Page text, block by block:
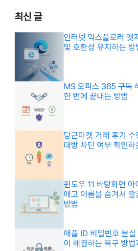
최신 글
인터넷 익스플로러 엣
및 호환성 유지하는 방
MS 오피스 365 구독
한 번에 끝내는 방법
당근마켓 거래 후기
대방 차단 여부 확인하
윈도우 11 바탕화면 아
애고 이름을 숨겨서
방법
애플 ID 비밀번호 분
이 해결하는 복구 방법